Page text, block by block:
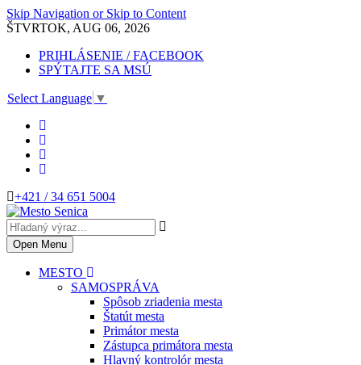
Skip Navigation or Skip to Content
ŠTVRTOK, AUG 06, 2026
PRIHLÁSENIE / FACEBOOK
SPÝTAJTE SA MSÚ
Select Language ▼
+421 / 34 651 5004
Open Menu
MESTO
SAMOSPRÁVA
Spôsob zriadenia mesta
Štatút mesta
Primátor mesta
Zástupca primátora mesta
Hlavný kontrolór mesta